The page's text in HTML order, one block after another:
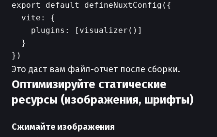
export default defineNuxtConfig({
  vite: {
    plugins: [visualizer()]
  }
Это даст вам файл-отчет после сборки.
Оптимизируйте статические
ресурсы (изображения, шрифты)
Сжимайте изображения